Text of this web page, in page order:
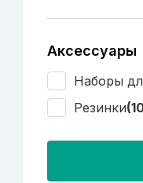
Аксессуары
Наборы
Резинки